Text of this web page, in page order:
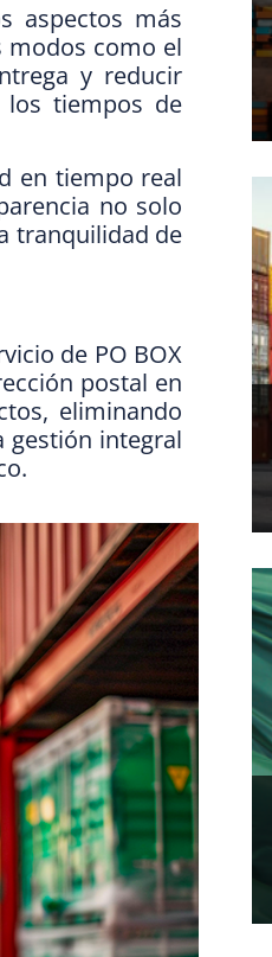
aspectos más
modos como el
y reducir
los tiempos de
en tiempo real
no solo
tranquilidad de
de PO BOX
postal en
eliminando
gestión integral